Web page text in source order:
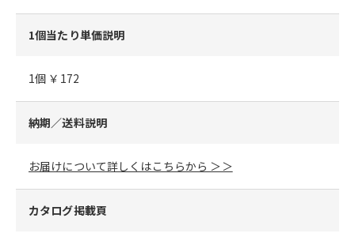
1個当たり単価説明
1個 ￥172
納期／送料説明
お届けについて詳しくはこちらから ＞＞
カタログ掲載頁